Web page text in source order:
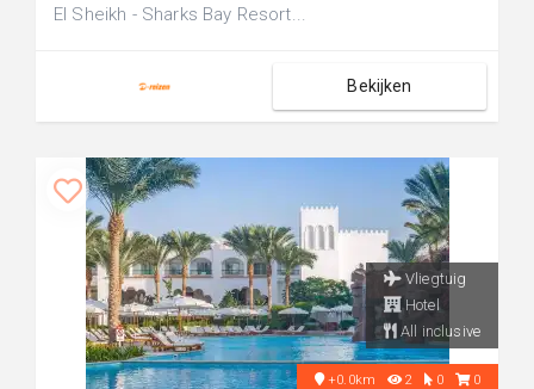
El Sheikh - Sharks Bay Resort...
Bekijken
Vliegtuig
Hotel
All inclusive
+0.0km 2 0 0